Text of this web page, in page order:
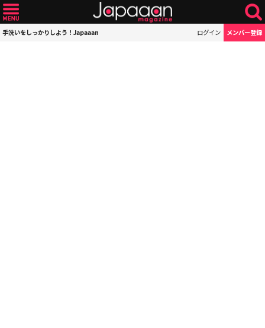
手洗いをしっかりしよう！Japaaan ログイン メンバー登録